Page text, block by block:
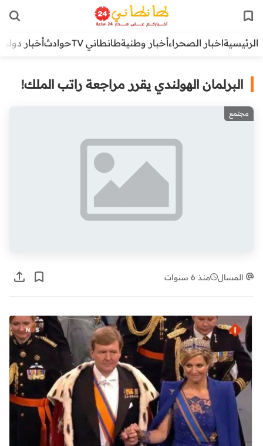
الرئيسيةاخبار الصحراءأخبار وطنيةطانطاني TV حوادثأخبار دولية
البرلمان الهولندي يقرر مراجعة راتب الملك!
مجتمع
المسال منذ 6 سنوات